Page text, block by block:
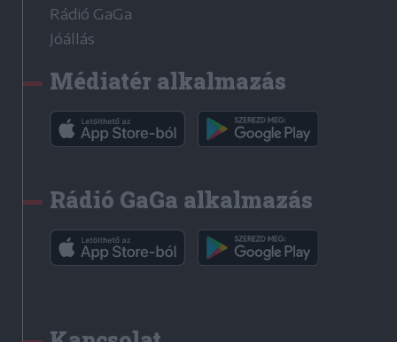
Rádió GaGa
Jóállás
Médiatér alkalmazás
Rádió GaGa alkalmazás